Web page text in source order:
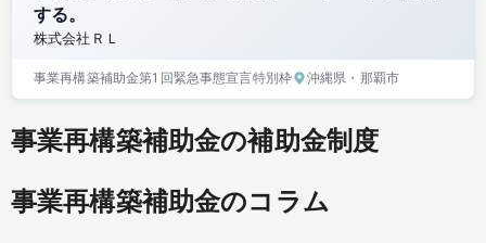
する。
株式会社ＲＬ
事業再構築補助金第1回緊急事態宣言特別枠 沖縄県 ・那覇市
事業再構築補助金の補助金制度
事業再構築補助金のコラム